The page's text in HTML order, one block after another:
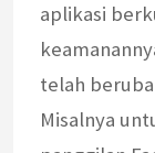
aplikasi
telah
Misalnya